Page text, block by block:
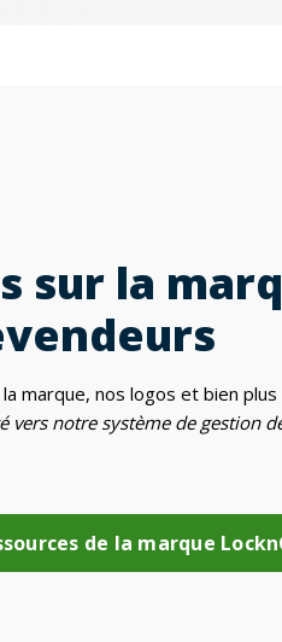
sur la
marque, nos logos et bien plus
vers notre système de gestion
de la marque